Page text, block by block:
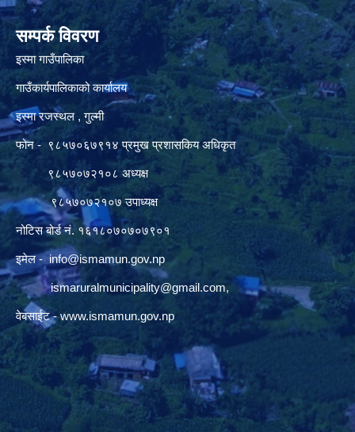
सम्पर्क विवरण
इस्मा गाउँपालिका
गाउँकार्यपालिकाको कार्यालय
इस्मा रजस्थल , गुल्मी
फोन - ९८५७०६७९१४ प्रमुख प्रशासकिय अधिकृत
९८५७०७२१०८ अध्यक्ष
९८५७०७२१०७ उपाध्यक्ष
नोटिस बोर्ड नं. १६१८०७०७०७९०१
इमेल - info@ismamun.gov.np
ismaruralmunicipality@gmail.com,
वेबसाईट -www.ismamun.gov.np